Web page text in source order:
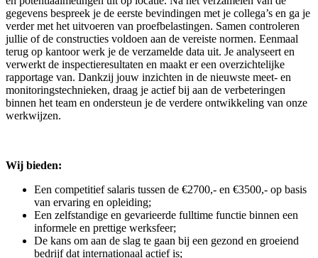
gegevens bespreek je de eerste bevindingen met je collega’s en ga je
verder met het uitvoeren van proefbelastingen. Samen controleren
jullie of de constructies voldoen aan de vereiste normen. Eenmaal
terug op kantoor werk je de verzamelde data uit. Je analyseert en
verwerkt de inspectieresultaten en maakt er een overzichtelijke
rapportage van. Dankzij jouw inzichten in de nieuwste meet- en
monitoringstechnieken, draag je actief bij aan de verbeteringen
binnen het team en ondersteun je de verdere ontwikkeling van onze
werkwijzen.
Wij bieden:
Een competitief salaris tussen de €2700,- en €3500,- op basis
van ervaring en opleiding;
Een zelfstandige en gevarieerde fulltime functie binnen een
informele en prettige werksfeer;
De kans om aan de slag te gaan bij een gezond en groeiend
bedrijf dat internationaal actief is;